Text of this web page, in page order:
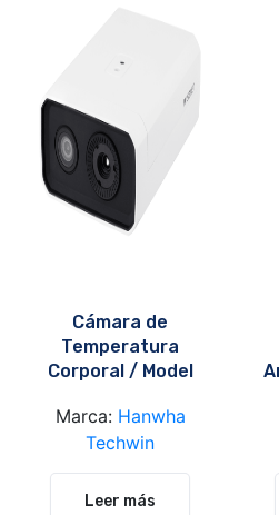
Cámara de
Temperatura
Corporal / Model
Marca: Hanwha
Techwin
Leer más